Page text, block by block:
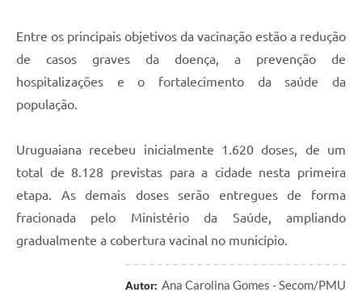
Entre os principais objetivos da vacinação estão a redução
de casos graves da doença, a prevenção de
hospitalizações e o fortalecimento da saúde da
população.
Uruguaiana recebeu inicialmente 1.620 doses, de um
total de 8.128 previstas para a cidade nesta primeira
etapa. As demais doses serão entregues de forma
fracionada pelo Ministério da Saúde, ampliando
gradualmente a cobertura vacinal no município.
Autor: Ana Carolina Gomes - Secom/PMU